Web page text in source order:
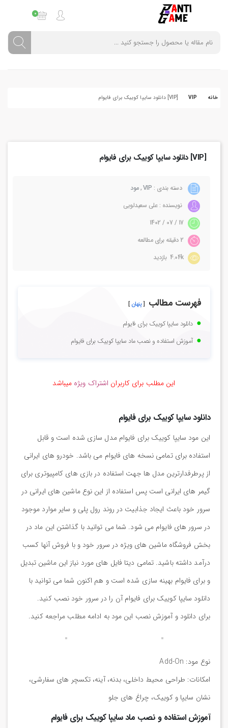
0
خانه VIP [VIP] دانلود سایپا کوییک برای فایوام
[VIP] دانلود سایپا کوییک برای فایوام
دسته بندی : VIP
,مود
نویسنده : علی سعیدلویی
4.04k بازدید
فهرست مطالب پنهان
دانلود سایپا کوییک برای فایوام
آموزش استفاده و نصب ماد سایپا کوییک برای فایوام
این مطلب برای کاربران اشتراک ویژه میباشد
دانلود سایپا کوییک برای فایوام
این مود سایپا کوییک برای فایوام مدل سازی شده است و قابل
استفاده برای تمامی نسخه های فایوام می باشد. خودرو های ایرانی
از پرطرفدارترین مدل ها جهت استفاده در بازی های کامپیوتری برای
گیمر های ایرانی است پس استفاده از این نوع ماشین های ایرانی در
سرور خود باعث ایجاد جذابیت در روند رول پلی و سایر موارد موجود
در سرور های فایوام می شود. شما می توانید با گذاشتن این ماد در
بخش فروشگاه ماشین های ویژه در سرور خود و با فروش آنها کسب
درآمد داشته باشید. تمامی دیتا فایل های مورد نیاز این ماشین تبدیل
و برای فایوام بهینه سازی شده است و هم اکنون شما می توانید با
دانلود سایپا کوییک برای فایوام آن را در سرور خود نصب کنید.
برای دانلود و آموزش نصب این مود به ادامه مطلب مراجعه کنید.
نوع مود: Add-On
امکانات: طراحی محیط داخلی، بدنه، آینه، تکسچر های سفارشی،
نشان سایپا و کوییک، چراغ های جلو
آموزش استفاده و نصب ماد سایپا کوییک برای فایوام